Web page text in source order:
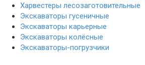
Харвестеры лесозаготовительные
Экскаваторы гусеничные
Экскаваторы карьерные
Экскаваторы колёсные
Экскаваторы-погрузчики